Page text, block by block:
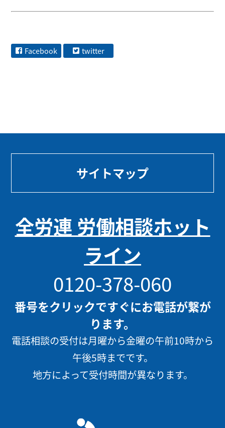
Facebook twitter
サイトマップ
全労連 労働相談ホット
ライン
0120-378-060
番号をクリックですぐにお電話が繋が
ります。
電話相談の受付は月曜から金曜の午前10時から
午後5時までです。
地方によって受付時間が異なります。